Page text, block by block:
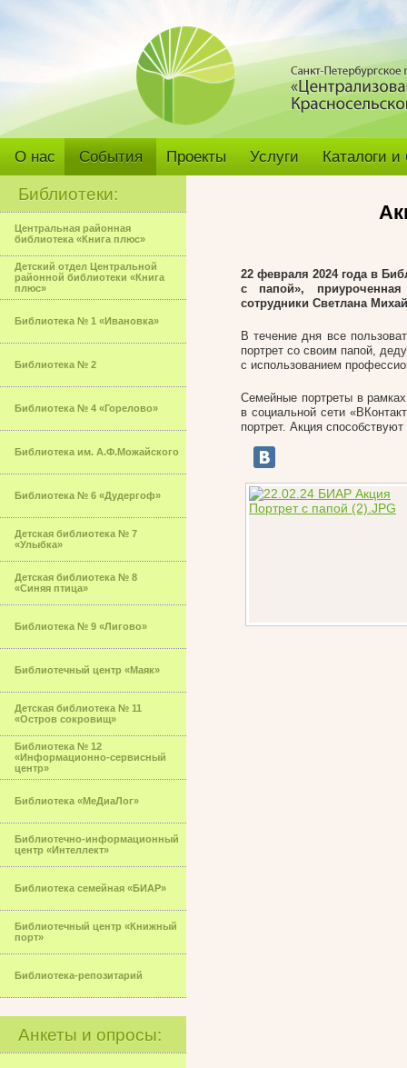
О нас События Проекты Услуги Каталоги
Библиотеки:
Центральная районная
библиотека «Книга плюс»
Детский отдел Центральной
районной библиотеки «Книга
плюс»
Библиотека № 1 «Ивановка»
Библиотека № 2
Библиотека № 4 «Горелово»
Библиотека им. А.Ф.Можайского
Библиотека № 6 «Дудергоф»
Детская библиотека № 7
«Улыбка»
Детская библиотека № 8
«Синяя птица»
Библиотека № 9 «Лигово»
Библиотечный центр «Маяк»
Детская библиотека № 11
«Остров сокровищ»
Библиотека № 12
«Информационно-сервисный
центр»
Библиотека «МеДиаЛог»
Библиотечно-информационный
центр «Интеллект»
Библиотека семейная «БИАР»
Библиотечный центр «Книжный
порт»
Библиотека-репозитарий
Анкеты и опросы:
22 февраля 2024 года в
с папой»,
сотрудники Светлана
В течение дня все
портрет со своим папой,
с использованием
Семейные портреты в
в социальной сети
портрет. Акция